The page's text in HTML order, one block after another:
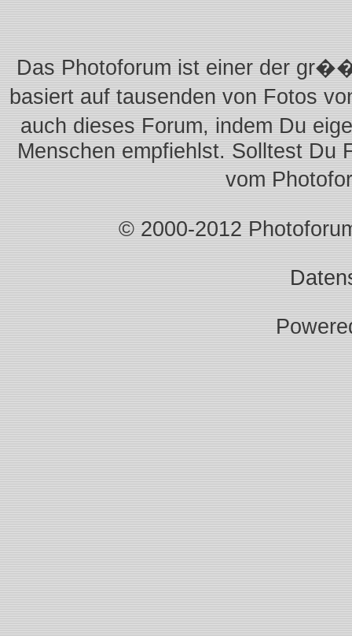
Das Photoforum ist einer der
basiert auf tausenden von Fotos
auch dieses Forum, indem Du
Menschen empfiehlst. Solltest Du
vom
© 2000-2012